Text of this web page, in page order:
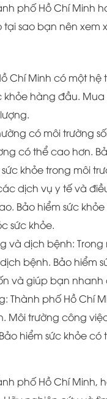
phố Hồ Chí Minh
sao bạn nên
Chí Minh có một
khỏe hàng đầu.
có môi trường
có thể cao hơn.
khỏe trong môi
dịch vụ y tế và
Bảo hiểm sức
sức khỏe.
và dịch bệnh:
bệnh. Bảo hiểm
và giúp bạn
Thành phố Hồ Chí
Môi trường công
hiểm sức khỏe
phố Hồ Chí